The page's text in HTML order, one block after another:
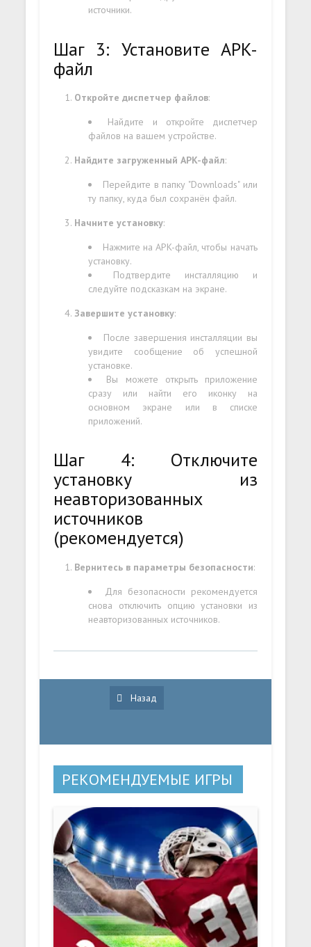
источники.
Шаг 3: Установите APK-
файл
Откройте диспетчер файлов:
Найдите и откройте диспетчер
файлов на вашем устройстве.
Найдите загруженный APK-файл:
Перейдите в папку "Downloads" или
ту папку, куда был сохранён файл.
Начните установку:
Нажмите на APK-файл, чтобы начать
установку.
Подтвердите инсталляцию и
следуйте подсказкам на экране.
Завершите установку:
После завершения инсталляции вы
увидите сообщение об успешной
установке.
Вы можете открыть приложение
сразу или найти его иконку на
основном экране или в списке
приложений.
Шаг 4: Отключите
установку из
неавторизованных
источников
(рекомендуется)
Вернитесь в параметры безопасности:
Для безопасности рекомендуется
снова отключить опцию установки из
неавторизованных источников.
Назад
РЕКОМЕНДУЕМЫЕ ИГРЫ